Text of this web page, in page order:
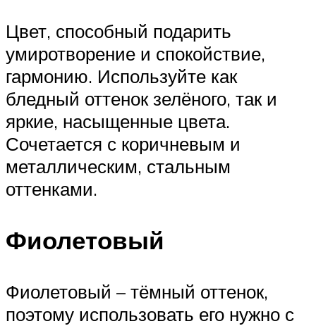
Цвет, способный подарить
умиротворение и спокойствие,
гармонию. Используйте как
бледный оттенок зелёного, так и
яркие, насыщенные цвета.
Сочетается с коричневым и
металлическим, стальным
оттенками.
Фиолетовый
Фиолетовый – тёмный оттенок,
поэтому использовать его нужно с